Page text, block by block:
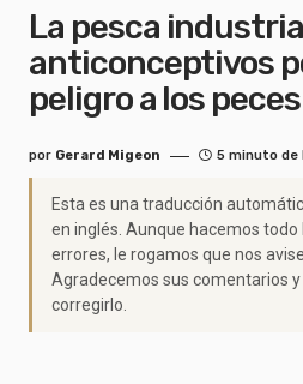
La pesca
anticonceptivos
peligro a los peces
por Gerard Migeon 5 minuto de
Esta es una traducción
en inglés. Aunque hacemos
errores, le rogamos que nos
Agradecemos sus comentarios
corregirlo.